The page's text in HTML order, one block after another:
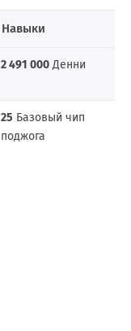
Навыки
2 491 000Денни
25 Базовый чип
поджога